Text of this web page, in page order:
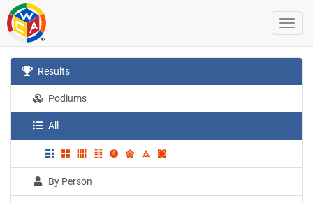
Results
Podiums
All
By Person